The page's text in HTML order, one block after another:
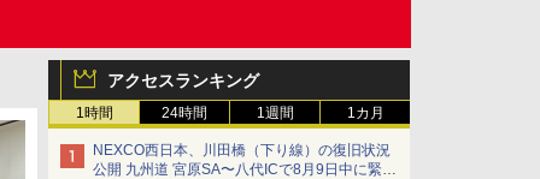
アクセスランキング
1時間 24時間 1週間 1カ月
NEXCO西日本、川田橋（下り線）の復旧状況
公開 九州道 宮原SA〜八代ICで8月9日中に緊急